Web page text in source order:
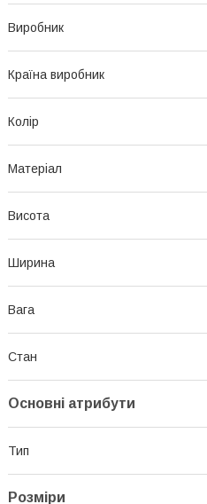
Виробник
Країна виробник
Колір
Матеріал
Висота
Ширина
Вага
Стан
Основні атрибути
Тип
Розміри